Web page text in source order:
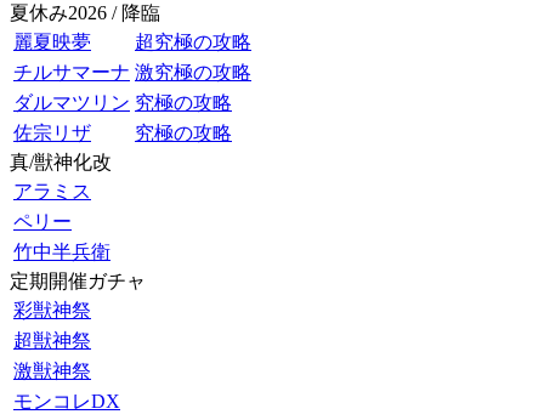
夏休み2026 / 降臨
麗夏映夢
超究極の攻略
チルサマーナ 激究極の攻略
ダルマツリン 究極の攻略
佐宗リザ
究極の攻略
真/獣神化改
アラミス
ペリー
竹中半兵衛
定期開催ガチャ
彩獣神祭
超獣神祭
激獣神祭
モンコレDX